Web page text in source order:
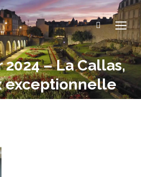
Recherche
:
– La Callas,
exceptionnelle
Vous êtes ici :